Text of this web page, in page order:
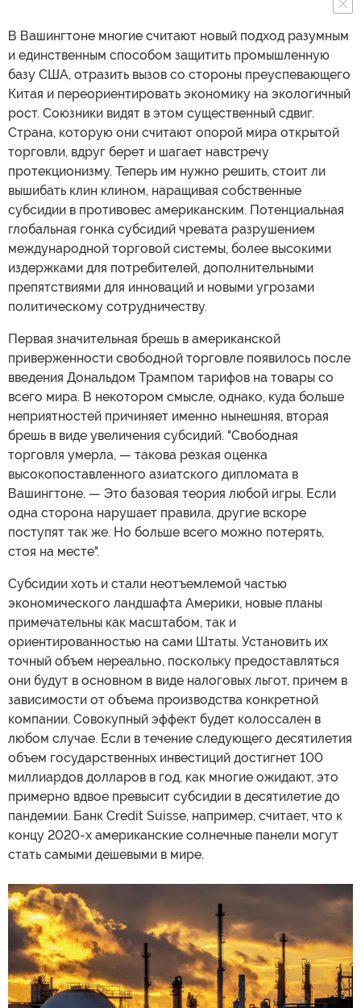
В Вашингтоне многие считают новый подход разумным
и единственным способом защитить промышленную
базу США, отразить вызов со стороны преуспевающего
Китая и переориентировать экономику на экологичный
рост. Союзники видят в этом существенный сдвиг.
Страна, которую они считают опорой мира открытой
торговли, вдруг берет и шагает навстречу
протекционизму. Теперь им нужно решить, стоит ли
вышибать клин клином, наращивая собственные
субсидии в противовес американским. Потенциальная
глобальная гонка субсидий чревата разрушением
международной торговой системы, более высокими
издержками для потребителей, дополнительными
препятствиями для инноваций и новыми угрозами
политическому сотрудничеству.
Первая значительная брешь в американской
приверженности свободной торговле появилось после
введения Дональдом Трампом тарифов на товары со
всего мира. В некотором смысле, однако, куда больше
неприятностей причиняет именно нынешняя, вторая
брешь в виде увеличения субсидий. "Свободная
торговля умерла, — такова резкая оценка
высокопоставленного азиатского дипломата в
Вашингтоне. — Это базовая теория любой игры. Если
одна сторона нарушает правила, другие вскоре
поступят так же. Но больше всего можно потерять,
стоя на месте".
Субсидии хоть и стали неотъемлемой частью
экономического ландшафта Америки, новые планы
примечательны как масштабом, так и
ориентированностью на сами Штаты. Установить их
точный объем нереально, поскольку предоставляться
они будут в основном в виде налоговых льгот, причем в
зависимости от объема производства конкретной
компании. Совокупный эффект будет колоссален в
любом случае. Если в течение следующего десятилетия
объем государственных инвестиций достигнет 100
миллиардов долларов в год, как многие ожидают, это
примерно вдвое превысит субсидии в десятилетие до
пандемии. Банк Credit Suisse, например, считает, что к
концу 2020-х американские солнечные панели могут
стать самыми дешевыми в мире.